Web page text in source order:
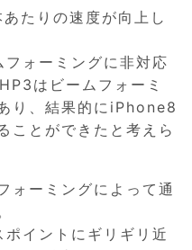
たりの速度が向上し
ォーミングに非対応
はビームフォーミ
り、結果的にiPhone8
ことができたと考えら
ォーミングによって通
イントにギリギリ近